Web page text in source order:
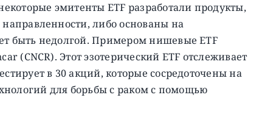
эмитенты ETF разработали продукты,
либо основаны на
быть недолгой. Примером нишевые ETF
(CNCR). Этот эзотерический ETF отслеживает
в 30 акций, которые сосредоточены на
для борьбы с раком с помощью